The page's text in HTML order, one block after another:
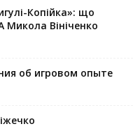
Копійка»: що
Микола Вініченко
об игровом опыте